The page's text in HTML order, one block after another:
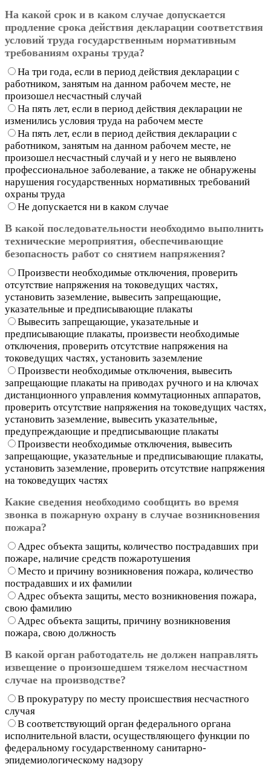
На какой срок и в каком случае допускается
продление срока действия декларации соответствия
условий труда государственным нормативным
требованиям охраны труда?
На три года, если в период действия декларации с
работником, занятым на данном рабочем месте, не
произошел несчастный случай
На пять лет, если в период действия декларации не
изменились условия труда на рабочем месте
На пять лет, если в период действия декларации с
работником, занятым на данном рабочем месте, не
произошел несчастный случай и у него не выявлено
профессиональное заболевание, а также не обнаружены
нарушения государственных нормативных требований
охраны труда
Не допускается ни в каком случае
В какой последовательности необходимо выполнить
технические мероприятия, обеспечивающие
безопасность работ со снятием напряжения?
Произвести необходимые отключения, проверить
отсутствие напряжения на токоведущих частях,
установить заземление, вывесить запрещающие,
указательные и предписывающие плакаты
Вывесить запрещающие, указательные и
предписывающие плакаты, произвести необходимые
отключения, проверить отсутствие напряжения на
токоведущих частях, установить заземление
Произвести необходимые отключения, вывесить
запрещающие плакаты на приводах ручного и на ключах
дистанционного управления коммутационных аппаратов,
проверить отсутствие напряжения на токоведущих частях,
установить заземление, вывесить указательные,
предупреждающие и предписывающие плакаты
Произвести необходимые отключения, вывесить
запрещающие, указательные и предписывающие плакаты,
установить заземление, проверить отсутствие напряжения
на токоведущих частях
Какие сведения необходимо сообщить во время
звонка в пожарную охрану в случае возникновения
пожара?
Адрес объекта защиты, количество пострадавших при
пожаре, наличие средств пожаротушения
Место и причину возникновения пожара, количество
пострадавших и их фамилии
Адрес объекта защиты, место возникновения пожара,
свою фамилию
Адрес объекта защиты, причину возникновения
пожара, свою должность
В какой орган работодатель не должен направлять
извещение о произошедшем тяжелом несчастном
случае на производстве?
В прокуратуру по месту происшествия несчастного
случая
В соответствующий орган федерального органа
исполнительной власти, осуществляющего функции по
федеральному государственному санитарно-
эпидемиологическому надзору